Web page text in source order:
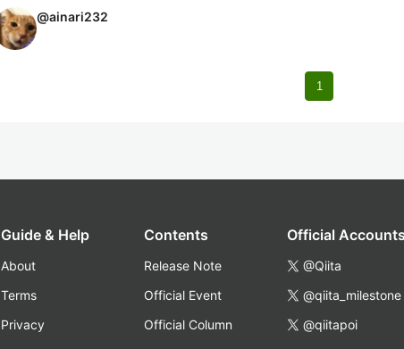
@ainari232
1
Guide & Help
About
Terms
Privacy
Contents
Release Note
Official Event
Official Column
Official Accounts
@Qiita
@qiita_milestone
@qiitapoi